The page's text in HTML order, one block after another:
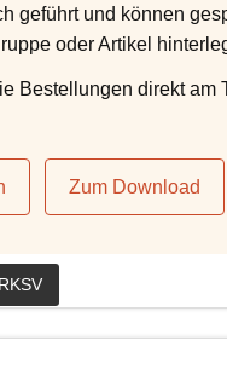
geführt und können
oder Artikel
Bestellungen direkt
Zum Download
RKSV